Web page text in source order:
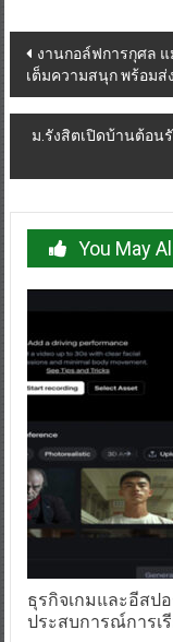
Post
navigation
งานกอล์ฟการกุศล
เต็มความสนุก พร้อมส่
ม.รังสิตเปิดบ้านต้อน
You May
ธุรกิจเกมและอีสป
ประสบการณ์การเ